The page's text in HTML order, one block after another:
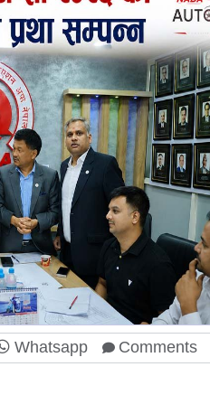
Whatsapp Comments